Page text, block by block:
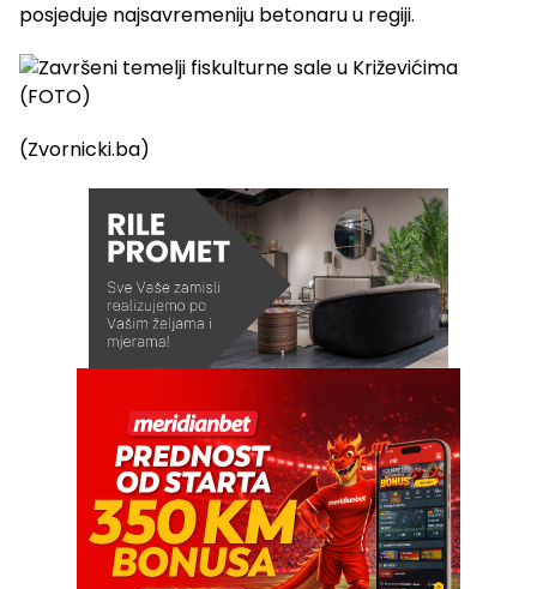
posjeduje najsavremeniju betonaru u regiji.
(Zvornicki.ba)